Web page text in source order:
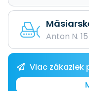
Anton N.
Viac zákaziek